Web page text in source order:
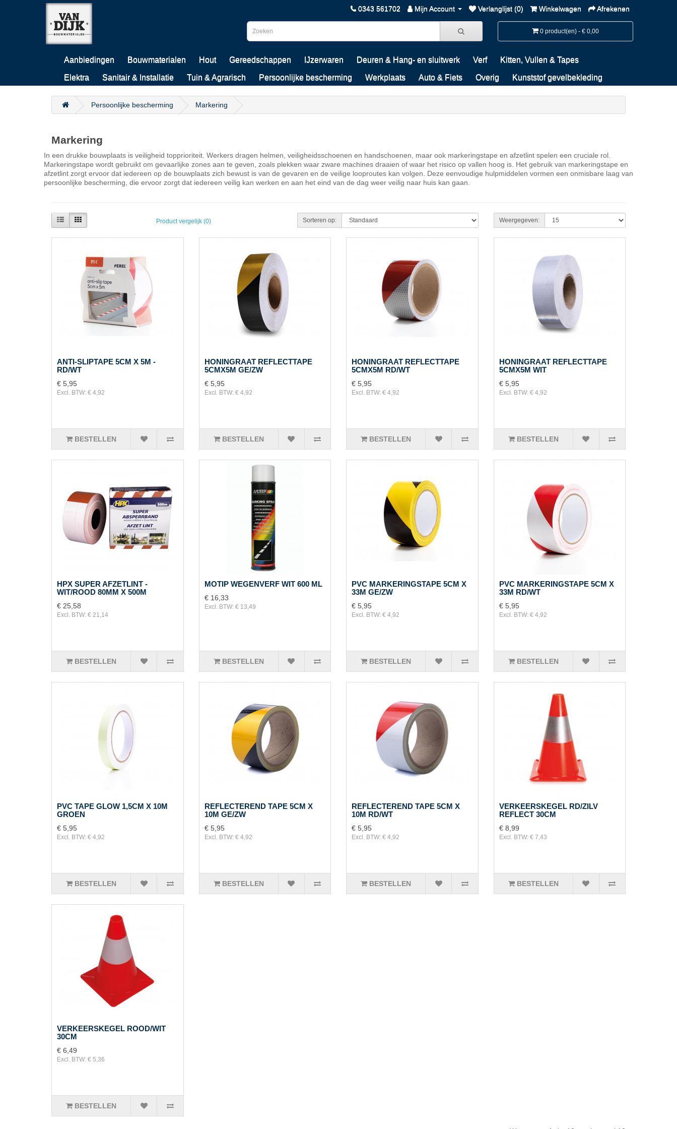
0343 561702 Mijn Account Verlanglijst (0) Winkelwagen Afrekenen
0 product(en) - € 0,00
Aanbiedingen Bouwmaterialen Hout Gereedschappen IJzerwaren Deuren & Hang- en sluitwerk Verf Kitten, Vullen & Tapes
Elektra Sanitair & Installatie Tuin & Agrarisch Persoonlijke bescherming Werkplaats Auto & Fiets Overig Kunststof gevelbekleding
Persoonlijke bescherming Markering
Markering
In een drukke bouwplaats is veiligheid topprioriteit. Werkers dragen helmen, veiligheidsschoenen en handschoenen, maar ook markeringstape en afzetlint spelen een cruciale rol.
Markeringstape wordt gebruikt om gevaarlijke zones aan te geven, zoals plekken waar zware machines draaien of waar het risico op vallen hoog is. Het gebruik van markeringstape en
afzetlint zorgt ervoor dat iedereen op de bouwplaats zich bewust is van de gevaren en de veilige looproutes kan volgen. Deze eenvoudige hulpmiddelen vormen een onmisbare laag van
persoonlijke bescherming, die ervoor zorgt dat iedereen veilig kan werken en aan het eind van de dag weer veilig naar huis kan gaan.
Product vergelijk (0) Sorteren op: Weergegeven:
ANTI-SLIPTAPE 5CM X 5M -
RD/WT
€ 5,95
Excl. BTW: € 4,92
BESTELLEN
HONINGRAAT REFLECTTAPE
5CMX5M GE/ZW
€ 5,95
Excl. BTW: € 4,92
BESTELLEN
HONINGRAAT REFLECTTAPE
5CMX5M RD/WT
€ 5,95
Excl. BTW: € 4,92
BESTELLEN
HONINGRAAT REFLECTTAPE
5CMX5M WIT
€ 5,95
Excl. BTW: € 4,92
BESTELLEN
HPX SUPER AFZETLINT -
WIT/ROOD 80MM X 500M
€ 25,58
Excl. BTW: € 21,14
BESTELLEN
MOTIP WEGENVERF WIT 600 ML
€ 16,33
Excl. BTW: € 13,49
BESTELLEN
PVC MARKERINGSTAPE 5CM X
33M GE/ZW
€ 5,95
Excl. BTW: € 4,92
BESTELLEN
PVC MARKERINGSTAPE 5CM X
33M RD/WT
€ 5,95
Excl. BTW: € 4,92
BESTELLEN
PVC TAPE GLOW 1,5CM X 10M
GROEN
€ 5,95
Excl. BTW: € 4,92
BESTELLEN
REFLECTEREND TAPE 5CM X
10M GE/ZW
€ 5,95
Excl. BTW: € 4,92
BESTELLEN
REFLECTEREND TAPE 5CM X
10M RD/WT
€ 5,95
Excl. BTW: € 4,92
BESTELLEN
VERKEERSKEGEL RD/ZILV
REFLECT 30CM
€ 8,99
Excl. BTW: € 7,43
BESTELLEN
VERKEERSKEGEL ROOD/WIT
30CM
€ 6,49
Excl. BTW: € 5,36
BESTELLEN